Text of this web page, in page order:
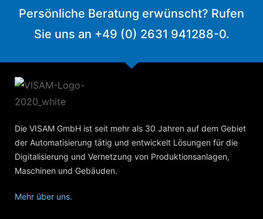
Persönliche Beratung erwünscht? Rufen
Sie uns an +49 (0) 2631 941288-0.
Die VISAM GmbH ist seit mehr als 30 Jahren auf dem Gebiet
der Automatisierung tätig und entwickelt Lösungen für die
Digitalisierung und Vernetzung von Produktionsanlagen,
Maschinen und Gebäuden.
Mehr über uns.